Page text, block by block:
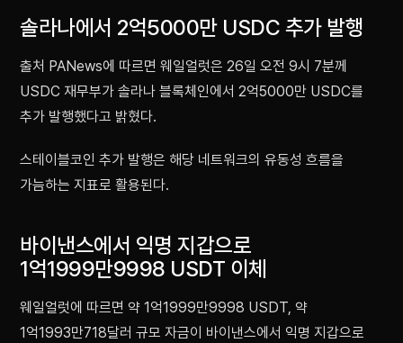
솔라나에서 2억5000만 USDC 추가 발행
출처 PANews에 따르면 웨일얼럿은 26일 오전 9시 7분께
USDC 재무부가 솔라나 블록체인에서 2억5000만 USDC를
추가 발행했다고 밝혔다.
스테이블코인 추가 발행은 해당 네트워크의 유동성 흐름을
가늠하는 지표로 활용된다.
바이낸스에서 익명 지갑으로
1억1999만9998 USDT 이체
웨일얼럿에 따르면 약 1억1999만9998 USDT, 약
1억1993만718달러 규모 자금이 바이낸스에서 익명 지갑으로